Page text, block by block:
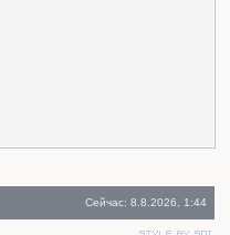
Сейчас: 8.8.2026, 1:44